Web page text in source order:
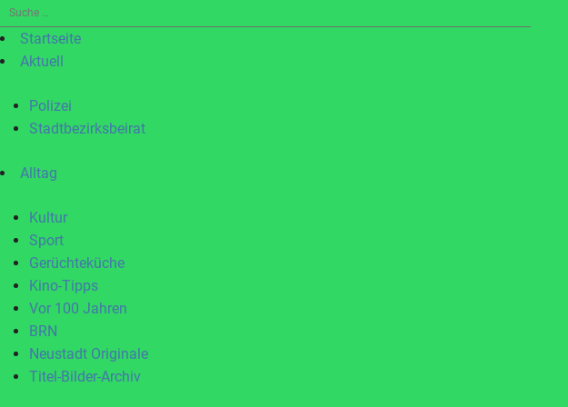
Suche
nach:Startseite
Aktuell
Polizei
Stadtbezirksbeirat
Alltag
Kultur
Sport
Gerüchteküche
Kino-Tipps
Vor 100 Jahren
BRN
Neustadt Originale
Titel-Bilder-Archiv